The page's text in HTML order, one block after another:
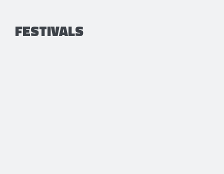
FESTIVALS